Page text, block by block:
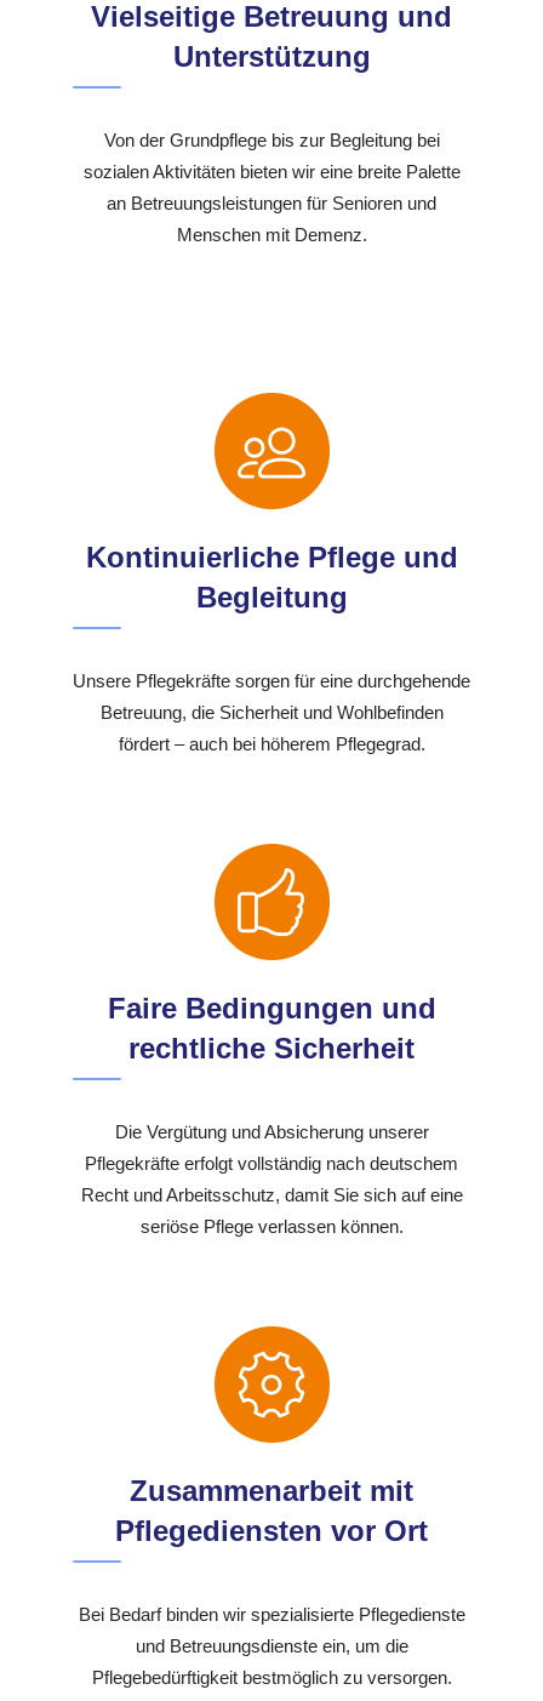
Vielseitige Betreuung und
Unterstützung
Von der Grundpflege bis zur Begleitung bei
sozialen Aktivitäten bieten wir eine breite Palette
an Betreuungsleistungen für Senioren und
Menschen mit Demenz.
Kontinuierliche Pflege und
Begleitung
Unsere Pflegekräfte sorgen für eine durchgehende
Betreuung, die Sicherheit und Wohlbefinden
fördert – auch bei höherem Pflegegrad.
Faire Bedingungen und
rechtliche Sicherheit
Die Vergütung und Absicherung unserer
Pflegekräfte erfolgt vollständig nach deutschem
Recht und Arbeitsschutz, damit Sie sich auf eine
seriöse Pflege verlassen können.
Zusammenarbeit mit
Pflegediensten vor Ort
Bei Bedarf binden wir spezialisierte Pflegedienste
und Betreuungsdienste ein, um die
Pflegebedürftigkeit bestmöglich zu versorgen.